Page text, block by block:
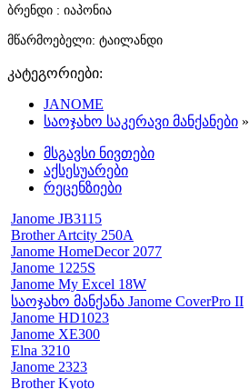
ბრენდი : იაპონია
მწარმოებელი: ტაილანდი
კატეგორიები:
JANOME
საოჯახო საკერავი მანქანები »
მსგავსი ნივთები
აქსესუარები
რეცენზიები
Janome JB3115
Brother Artcity 250A
Janome HomeDecor 2077
Janome 1225S
Janome My Excel 18W
საოჯახო მანქანა Janome CoverPro II
Janome HD1023
Janome XE300
Elna 3210
Janome 2323
Brother Kyoto